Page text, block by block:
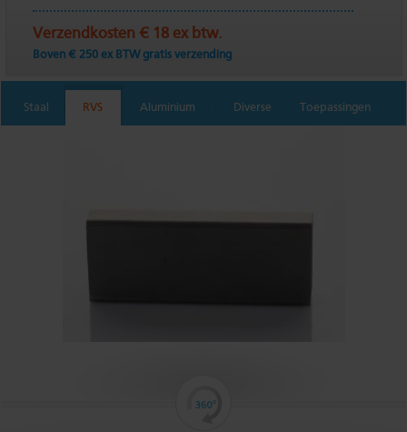
Verzendkosten € 18 ex btw.
Boven € 250 ex BTW gratis verzending
Staal RVS Aluminium Diverse Toepassingen